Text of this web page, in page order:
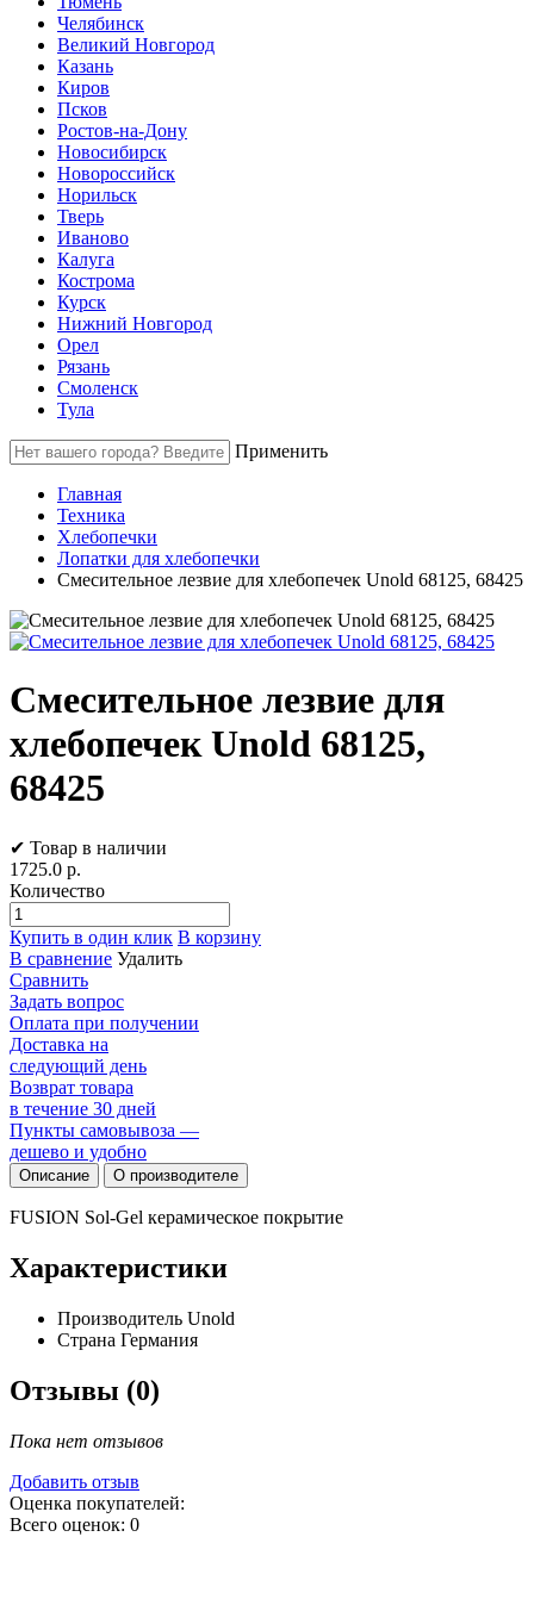
Челябинск
Великий Новгород
Казань
Киров
Псков
Ростов-на-Дону
Новосибирск
Новороссийск
Норильск
Тверь
Иваново
Калуга
Кострома
Курск
Нижний Новгород
Орел
Рязань
Смоленск
Тула
Применить
Главная
Техника
Хлебопечки
Лопатки для хлебопечки
Смесительное лезвие для хлебопечек Unold 68125, 68425
Смесительное лезвие для
хлебопечек Unold 68125,
68425
✔ Товар в наличии
1725.0 р.
Количество
Купить в один клик В корзину
В сравнение Удалить
Сравнить
Задать вопрос
Оплата при получении
Доставка на
следующий день
Возврат товара
в течение 30 дней
Пункты самовывоза —
дешево и удобно
Описание О производителе
FUSION Sol-Gel керамическое покрытие
Характеристики
Производитель Unold
Страна Германия
Отзывы (0)
Пока нет отзывов
Добавить отзыв
Оценка покупателей:
Всего оценок: 0